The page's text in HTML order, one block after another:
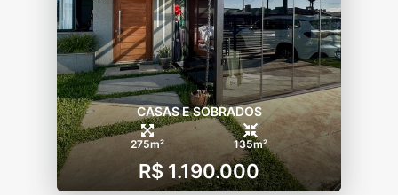
CASAS E SOBRADOS
275m² 135m²
R$ 1.190.000